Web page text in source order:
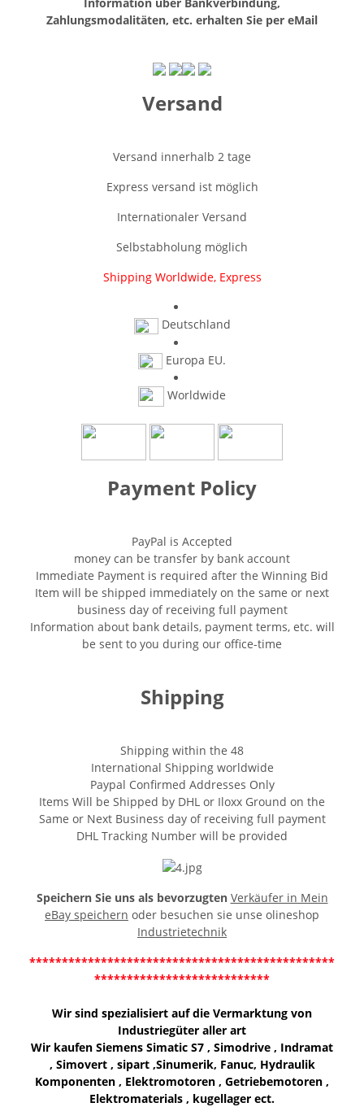
Zahlungsmodalitäten, etc. erhalten Sie per eMail
Versand
Versand innerhalb 2 tage
Express versand ist möglich
Internationaler Versand
Selbstabholung möglich
Shipping Worldwide, Express
Deutschland
Europa EU.
Worldwide
Payment Policy
PayPal is Accepted
money can be transfer by bank account
Immediate Payment is required after the Winning Bid
Item will be shipped immediately on the same or next
business day of receiving full payment
Information about bank details, payment terms, etc. will
be sent to you during our office-time
Shipping
Shipping within the 48
International Shipping worldwide
Paypal Confirmed Addresses Only
Items Will be Shipped by DHL or Iloxx Ground on the
Same or Next Business day of receiving full payment
DHL Tracking Number will be provided
Speichern Sie uns als bevorzugten Verkäufer in Mein
eBay speichern oder besuchen sie unse olineshop
Industrietechnik
***********************************************
***************************
Wir sind spezialisiert auf die Vermarktung von
Industriegüter aller art
Wir kaufen Siemens Simatic S7 , Simodrive , Indramat
, Simovert , sipart ,Sinumerik, Fanuc, Hydraulik
Komponenten , Elektromotoren , Getriebemotoren ,
Elektromaterials , kugellager ect.